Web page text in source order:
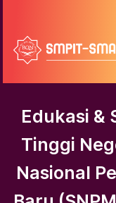
Edukasi &
Tinggi
Nasional